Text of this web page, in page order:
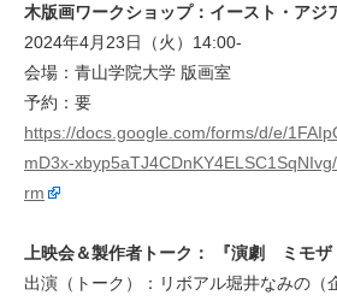
木版画ワークショップ：​イースト・アジ
2024年4月23日（火）14:00-
会場：青山学院大学 版画室
予約：要
https://docs.google.com/forms/d/e/
mD3x-
rm
上映会＆製作者トーク： 『演劇 ミモザ
出演（トーク）：​リボアル堀井なみの（